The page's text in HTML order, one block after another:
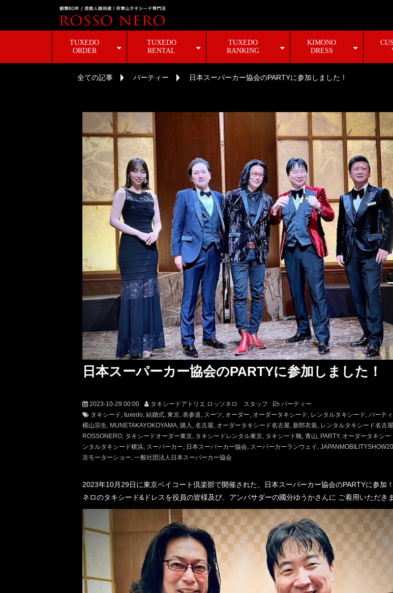
TUXEDO
ORDER
TUXEDO
RENTAL
TUXEDO
RANKING
KIMONO
DRESS
全ての記事 パーティー 日本スーパーカー協会のPARTYに参加しました！
日本スーパーカー協会のPARTYに参加しました！
2023-10-29 00:00 タキシードアトリエ ロッソネロ スタッフ
パーティー
タキシード tuxedo 結婚式 東京 表参道 スーツ オーダー オーダータキシード レンタルタキシード パーテ
横山宗生
MUNETAKAYOKOYAMA 購入 名古屋 オーダータキシード名古屋 新郎衣装 レンタルタキシード名古屋
ROSSONERO タキシードオーダー東京 タキシードレンタル東京 タキシード靴 青山 PARTY オーダータキシー
ンタルタキシード横浜 スーパーカー 日本スーパーカー協会 スーパーカーランウェイ
京モーターショー 一般社団法人日本スーパーカー協会
2023年10月29日に東京ベイコート倶楽部で開催された、日本スーパーカー協会のPARTYに参加
ネロのタキシード&ドレスを役員の皆様及び、アンバサダーの國分ゆうかさんに ご着用いただきま